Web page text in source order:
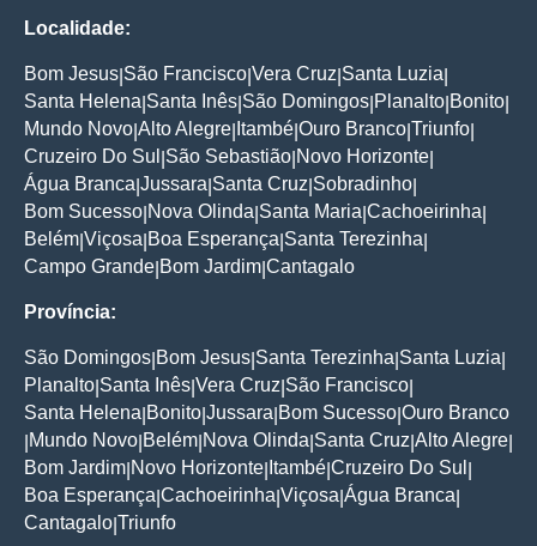
Localidade:
Bom Jesus São Francisco Vera Cruz Santa Luzia
Santa Helena Santa Inês São Domingos Planalto Bonito
Mundo Novo Alto Alegre Itambé Ouro Branco Triunfo
Cruzeiro Do Sul São Sebastião Novo Horizonte
Água Branca Jussara Santa Cruz Sobradinho
Bom Sucesso Nova Olinda Santa Maria Cachoeirinha
Belém Viçosa Boa Esperança Santa Terezinha
Campo Grande Bom Jardim Cantagalo
Província:
São Domingos Bom Jesus Santa Terezinha Santa Luzia
Planalto Santa Inês Vera Cruz São Francisco
Santa Helena Bonito Jussara Bom Sucesso Ouro Branco
Mundo Novo Belém Nova Olinda Santa Cruz Alto Alegre
Bom Jardim Novo Horizonte Itambé Cruzeiro Do Sul
Boa Esperança Cachoeirinha Viçosa Água Branca
Cantagalo Triunfo